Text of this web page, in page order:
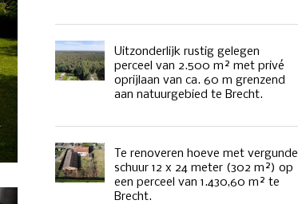
Uitzonderlijk rustig gelegen
perceel van 2.500 m² met privé
oprijlaan van ca. 60 m grenzend
aan natuurgebied te Brecht.
Te renoveren hoeve met vergunde
schuur 12 x 24 meter (302 m²) op
een perceel van 1.430,60 m² te
Brecht.